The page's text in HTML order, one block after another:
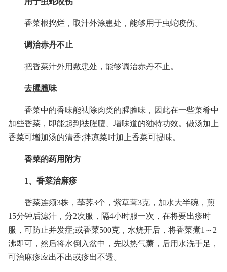
香菜根捣烂，取汁外涂患处，能够用于虫蛇咬伤。
调治赤丹不止
把香菜汁外用敷患处，能够调治赤丹不止。
去腥膻味
香菜中的香味能祛除肉类的腥膻味，因此在一些菜肴中
加些香菜，即能起到祛腥膻、增味道的独特功效。做汤加上
香菜可增加汤的清香;拌凉菜时加上香菜可提味。
香菜的药用附方
1、香菜治麻疹
香菜连须3株，荸荠3个，紫草茸3克，加水大半碗，煎
15分钟后滤汁，分2次服，隔4小时服一次，在将要出疹时
服，可防止并发症;或香菜500克，水烧开后，将香菜煮1～2
沸即可，然后将水倒入盆中，先以热气薰，后用水洗手足，
可治麻疹应出不出或疹出不透。